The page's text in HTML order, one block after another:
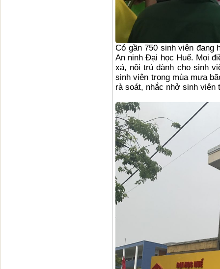
Có gần 750 sinh viên đang
An ninh Đại học Huế. Mọi
xá, nội trú dành cho sinh
sinh viên trong mùa mưa
rà soát, nhắc nhở sinh viên